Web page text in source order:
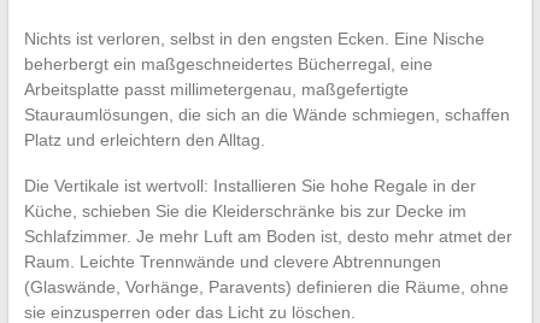
Nichts ist verloren, selbst in den engsten Ecken. Eine Nische
beherbergt ein maßgeschneidertes Bücherregal, eine
Arbeitsplatte passt millimetergenau, maßgefertigte
Stauraumlösungen, die sich an die Wände schmiegen, schaffen
Platz und erleichtern den Alltag.
Die Vertikale ist wertvoll: Installieren Sie hohe Regale in der
Küche, schieben Sie die Kleiderschränke bis zur Decke im
Schlafzimmer. Je mehr Luft am Boden ist, desto mehr atmet der
Raum. Leichte Trennwände und clevere Abtrennungen
(Glaswände, Vorhänge, Paravents) definieren die Räume, ohne
sie einzusperren oder das Licht zu löschen.